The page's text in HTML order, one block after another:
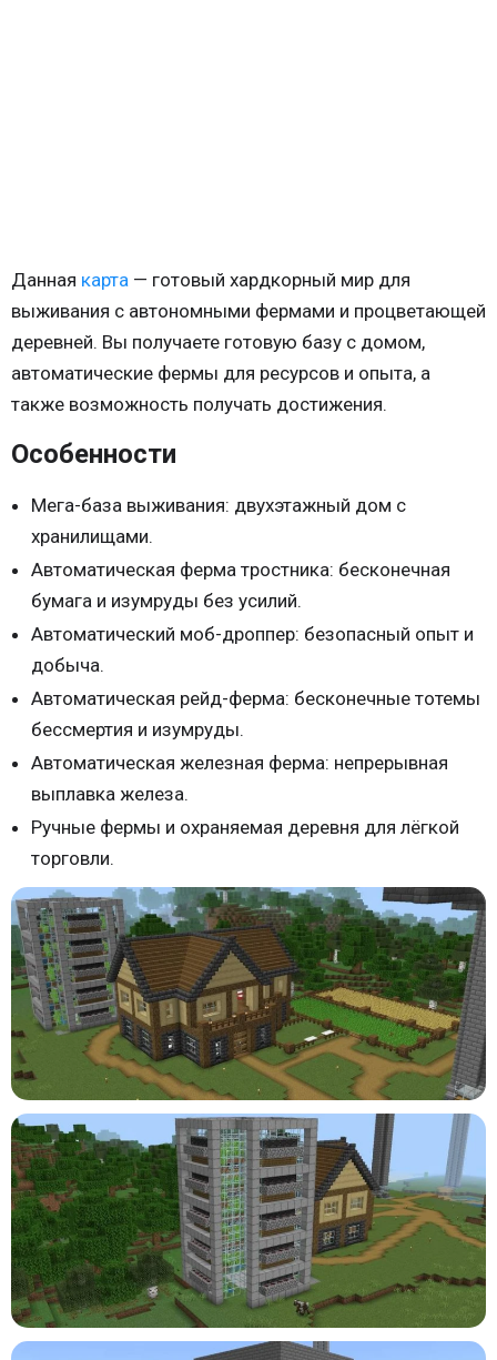
Данная карта — готовый хардкорный мир для
выживания с автономными фермами и процветающей
деревней. Вы получаете готовую базу с домом,
автоматические фермы для ресурсов и опыта, а
также возможность получать достижения.
Особенности
Мега-база выживания: двухэтажный дом с
хранилищами.
Автоматическая ферма тростника: бесконечная
бумага и изумруды без усилий.
Автоматический моб-дроппер: безопасный опыт и
добыча.
Автоматическая рейд-ферма: бесконечные тотемы
бессмертия и изумруды.
Автоматическая железная ферма: непрерывная
выплавка железа.
Ручные фермы и охраняемая деревня для лёгкой
торговли.